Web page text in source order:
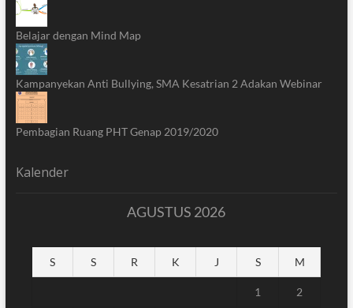
Belajar dengan Mind Map
Kampanyekan Anti Bullying, SMA Kesatrian 2 Adakan Webinar
Pembagian Ruang PHT Genap 2019/2020
Kalender
AGUSTUS 2026
S S R K J S M
1 2